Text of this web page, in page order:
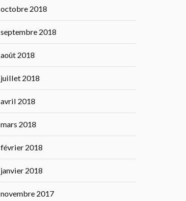
octobre 2018
septembre 2018
août 2018
juillet 2018
avril 2018
mars 2018
février 2018
janvier 2018
novembre 2017